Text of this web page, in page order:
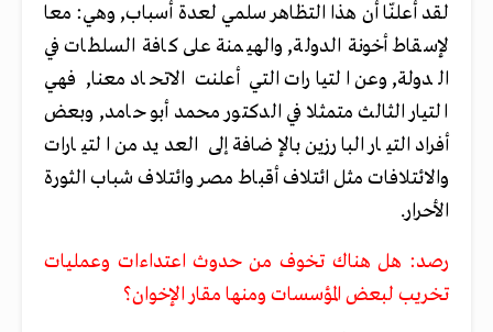
لقد أعلنّا أن هذا التظاهر سلمي لعدة أسباب, وهي: معا
لإسقاط أخونة الدولة, والهيمنة على كافة السلطات في
الدولة, وعن التيارات التي أعلنت الاتحاد معنا, فهي
التيار الثالث متمثلا في الدكتور محمد أبو حامد, وبعض
أفراد التيار البارزين بالإضافة إلى العديد من التيارات
والائتلافات مثل ائتلاف أقباط مصر وائتلاف شباب الثورة
الأحرار.
رصد: هل هناك تخوف من حدوث اعتداءات وعمليات
تخريب لبعض المؤسسات ومنها مقار الإخوان؟